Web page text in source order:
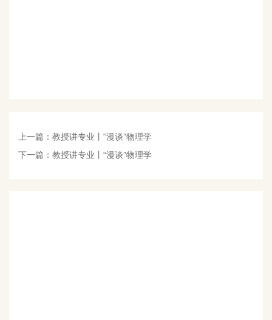
上一篇： 教授讲专业丨“漫谈”物理学
下一篇： 教授讲专业丨“漫谈”物理学